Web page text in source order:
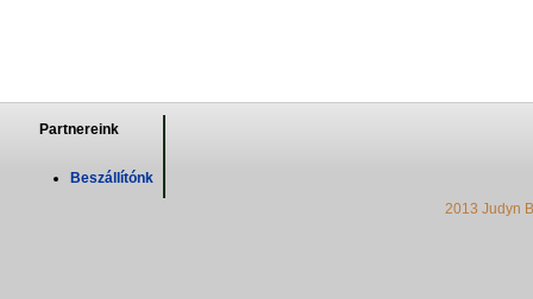
Partnereink
Beszállítónk
2013 Judyn